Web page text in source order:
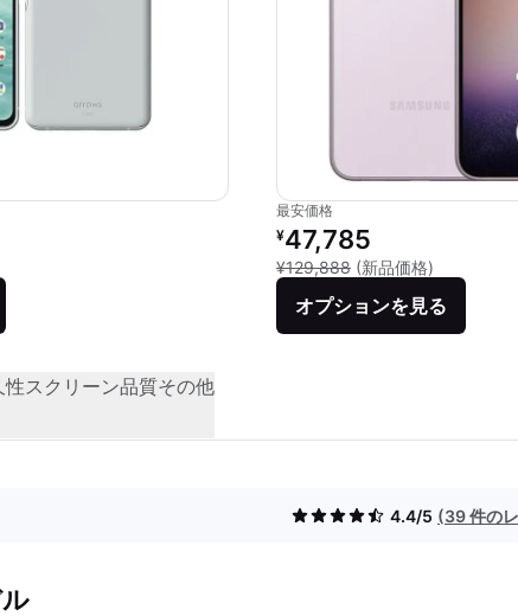
最安価格
リファービッシュ品の価格：
¥47,785
¥129,888 (新品価格)
オプションを見る
性スクリーン品質その他
4.4/5 (39 件の